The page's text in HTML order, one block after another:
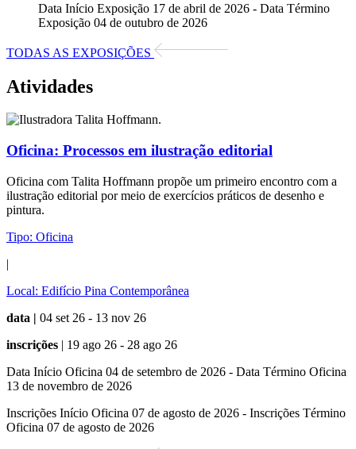
Data Início Exposição 17 de abril de 2026 - Data Término
Exposição 04 de outubro de 2026
TODAS AS EXPOSIÇÕES
Atividades
Oficina: Processos em ilustração editorial
Oficina com Talita Hoffmann propõe um primeiro encontro com a
ilustração editorial por meio de exercícios práticos de desenho e
pintura.
Tipo: Oficina
|
Local: Edifício Pina Contemporânea
data | 04 set 26 - 13 nov 26
inscrições | 19 ago 26 - 28 ago 26
Data Início Oficina 04 de setembro de 2026 - Data Término Oficina
13 de novembro de 2026
Inscrições Início Oficina 07 de agosto de 2026 - Inscrições Término
Oficina 07 de agosto de 2026